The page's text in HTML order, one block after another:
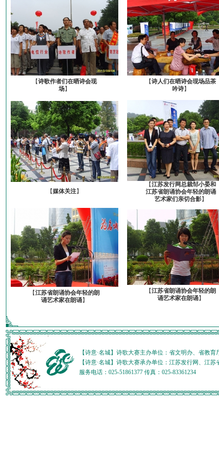
【诗歌作者们在晒诗会现
场】
【诗人们在晒诗会现场品茶
吟诗】
【媒体关注】
【江苏发行网总裁邹小晏和
江苏省朗诵协会年轻的朗诵
艺术家们亲切合影】
【江苏省朗诵协会年轻的朗
诵艺术家在朗诵】
【江苏省朗诵协会年轻的朗
诵艺术家在朗诵】
【诗意·名城】诗歌大赛主办单位：省文明办、省教
【诗意·名城】诗歌大赛承办单位：江苏发行网、江
服务电话：025-51861377 传真：025-83361234